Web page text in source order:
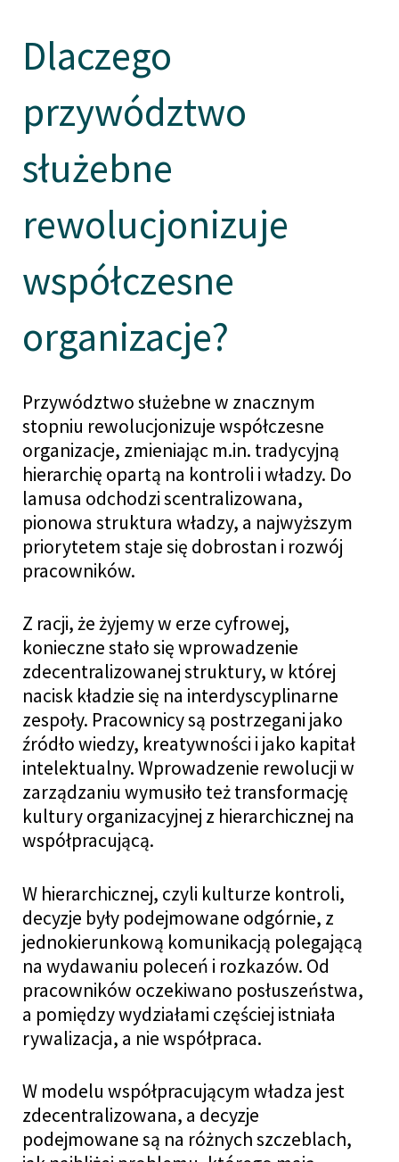
Dlaczego
przywództwo
służebne
rewolucjonizuje
współczesne
organizacje?
Przywództwo służebne w znacznym
stopniu rewolucjonizuje współczesne
organizacje, zmieniając m.in. tradycyjną
hierarchię opartą na kontroli i władzy. Do
lamusa odchodzi scentralizowana,
pionowa struktura władzy, a najwyższym
priorytetem staje się dobrostan i rozwój
pracowników.
Z racji, że żyjemy w erze cyfrowej,
konieczne stało się wprowadzenie
zdecentralizowanej struktury, w której
nacisk kładzie się na interdyscyplinarne
zespoły. Pracownicy są postrzegani jako
źródło wiedzy, kreatywności i jako kapitał
intelektualny. Wprowadzenie rewolucji w
zarządzaniu wymusiło też transformację
kultury organizacyjnej z hierarchicznej na
współpracującą.
W hierarchicznej, czyli kulturze kontroli,
decyzje były podejmowane odgórnie, z
jednokierunkową komunikacją polegającą
na wydawaniu poleceń i rozkazów. Od
pracowników oczekiwano posłuszeństwa,
a pomiędzy wydziałami częściej istniała
rywalizacja, a nie współpraca.
W modelu współpracującym władza jest
zdecentralizowana, a decyzje
podejmowane są na różnych szczeblach,